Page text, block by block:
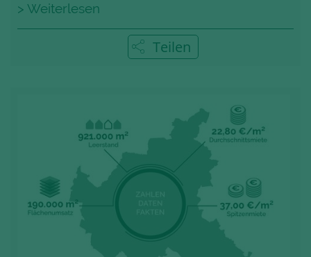
> Weiterlesen
Teilen